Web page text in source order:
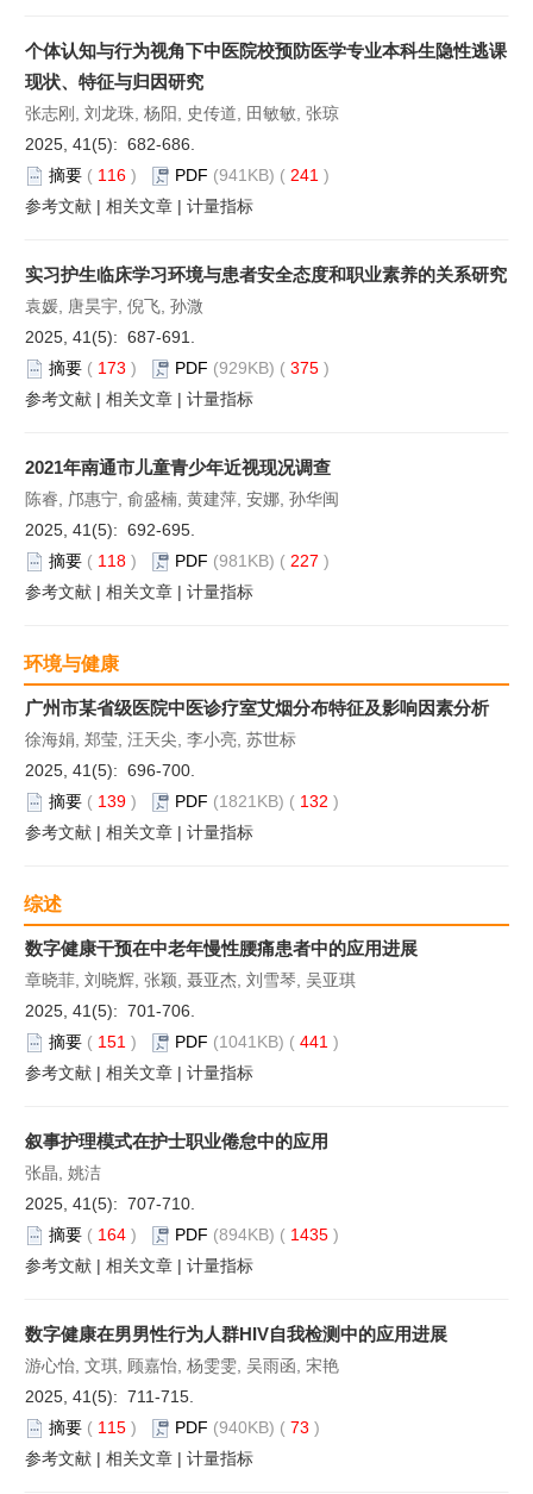
个体认知与行为视角下中医院校预防医学专业本科生隐性逃课
现状、特征与归因研究
张志刚, 刘龙珠, 杨阳, 史传道, 田敏敏, 张琼
2025, 41(5): 682-686.
摘要 ( 116 ) PDF (941KB) ( 241 )
参考文献 | 相关文章 | 计量指标
实习护生临床学习环境与患者安全态度和职业素养的关系研究
袁媛, 唐昊宇, 倪飞, 孙溦
2025, 41(5): 687-691.
摘要 ( 173 ) PDF (929KB) ( 375 )
参考文献 | 相关文章 | 计量指标
2021年南通市儿童青少年近视现况调查
陈睿, 邝惠宁, 俞盛楠, 黄建萍, 安娜, 孙华闽
2025, 41(5): 692-695.
摘要 ( 118 ) PDF (981KB) ( 227 )
参考文献 | 相关文章 | 计量指标
环境与健康
广州市某省级医院中医诊疗室艾烟分布特征及影响因素分析
徐海娟, 郑莹, 汪天尖, 李小亮, 苏世标
2025, 41(5): 696-700.
摘要 ( 139 ) PDF (1821KB) ( 132 )
参考文献 | 相关文章 | 计量指标
综述
数字健康干预在中老年慢性腰痛患者中的应用进展
章晓菲, 刘晓辉, 张颖, 聂亚杰, 刘雪琴, 吴亚琪
2025, 41(5): 701-706.
摘要 ( 151 ) PDF (1041KB) ( 441 )
参考文献 | 相关文章 | 计量指标
叙事护理模式在护士职业倦怠中的应用
张晶, 姚洁
2025, 41(5): 707-710.
摘要 ( 164 ) PDF (894KB) ( 1435 )
参考文献 | 相关文章 | 计量指标
数字健康在男男性行为人群HIV自我检测中的应用进展
游心怡, 文琪, 顾嘉怡, 杨雯雯, 吴雨函, 宋艳
2025, 41(5): 711-715.
摘要 ( 115 ) PDF (940KB) ( 73 )
参考文献 | 相关文章 | 计量指标